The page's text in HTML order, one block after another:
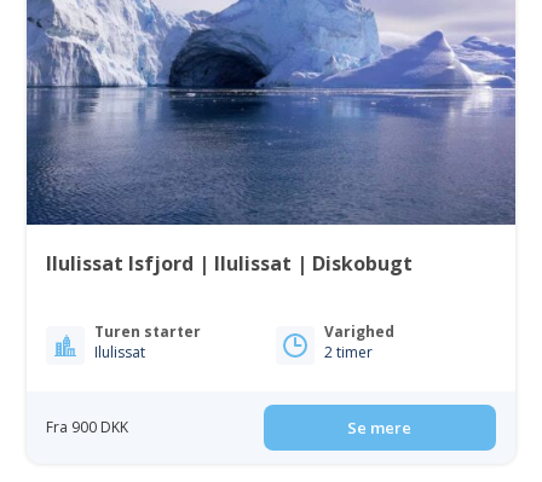
Ilulissat Isfjord | Ilulissat | Diskobugt
Turen starter
Ilulissat
Varighed
2 timer
Fra 900 DKK Se mere